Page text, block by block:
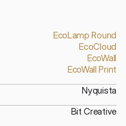
EcoLamp Round
EcoCloud
EcoWall
EcoWall Print
Nyquista
Bit Creative